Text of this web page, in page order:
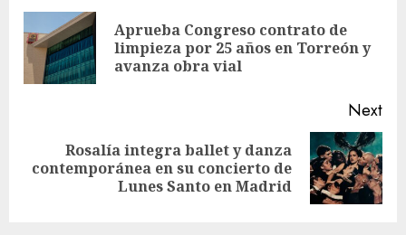
Aprueba Congreso contrato de
limpieza por 25 años en Torreón y
avanza obra vial
Next
Rosalía integra ballet y danza
contemporánea en su concierto de
Lunes Santo en Madrid